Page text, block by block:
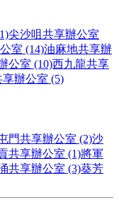
尖沙咀共享辦公室
室 (14)油麻地共享辦
公室 (10)西九龍共享
辦公室 (5)
門共享辦公室 (2)沙
共享辦公室 (1)將軍
共享辦公室 (3)葵芳